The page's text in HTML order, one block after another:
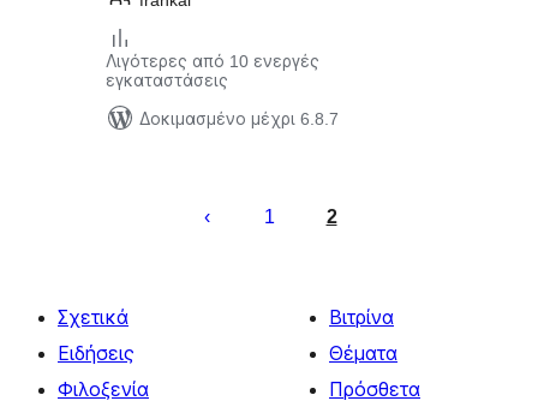
Λιγότερες από 10 ενεργές
εγκαταστάσεις
Δοκιμασμένο μέχρι 6.8.7
άρθρων
1 2
Σχετικά
Ειδήσεις
Φιλοξενία
Βιτρίνα
Θέματα
Πρόσθετα